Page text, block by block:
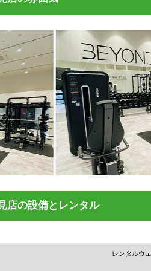
店の設備とレンタル
レンタルウ